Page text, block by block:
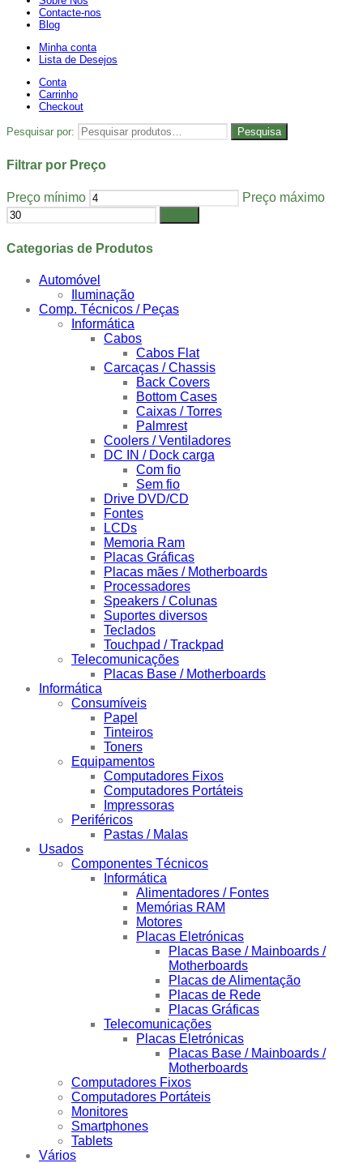
Contacte-nos
Blog
Minha conta
Lista de Desejos
Conta
Carrinho
Checkout
Pesquisar por: Pesquisa
Filtrar por Preço
Preço mínimo Preço máximo
Categorias de Produtos
Automóvel
Iluminação
Comp. Técnicos / Peças
Informática
Cabos
Cabos Flat
Carcaças / Chassis
Back Covers
Bottom Cases
Caixas / Torres
Palmrest
Coolers / Ventiladores
DC IN / Dock carga
Com fio
Sem fio
Drive DVD/CD
Fontes
LCDs
Memoria Ram
Placas Gráficas
Placas mães / Motherboards
Processadores
Speakers / Colunas
Suportes diversos
Teclados
Touchpad / Trackpad
Telecomunicações
Placas Base / Motherboards
Informática
Consumíveis
Papel
Tinteiros
Toners
Equipamentos
Computadores Fixos
Computadores Portáteis
Impressoras
Periféricos
Pastas / Malas
Usados
Componentes Técnicos
Informática
Alimentadores / Fontes
Memórias RAM
Motores
Placas Eletrónicas
Placas Base / Mainboards /
Motherboards
Placas de Alimentação
Placas de Rede
Placas Gráficas
Telecomunicações
Placas Eletrónicas
Placas Base / Mainboards /
Motherboards
Computadores Fixos
Computadores Portáteis
Monitores
Smartphones
Tablets
Vários